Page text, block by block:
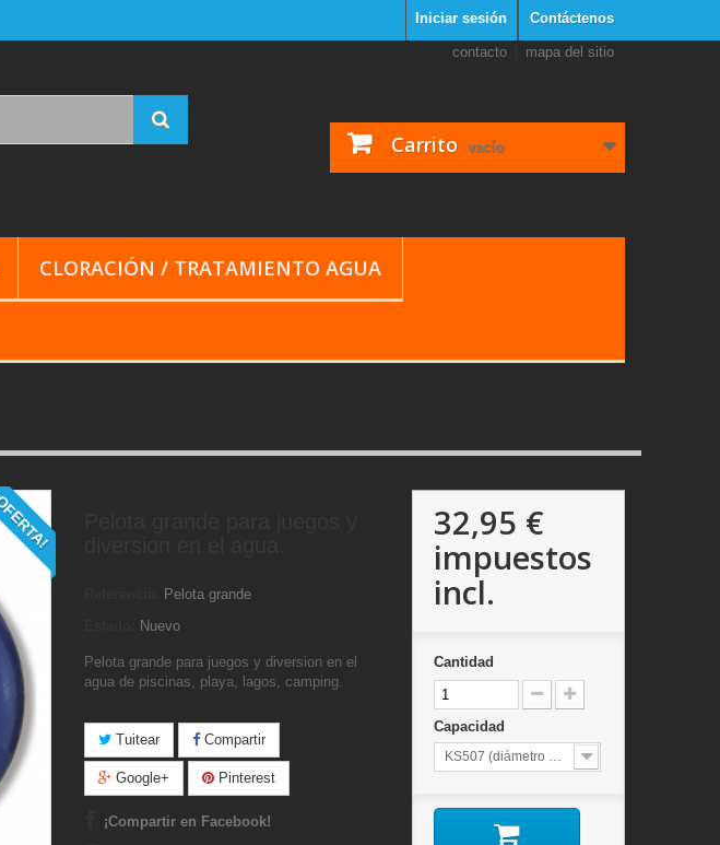
Contáctenos
Iniciar sesión
contacto mapa del sitio
Carrito vacío
CLORACIÓN / TRATAMIENTO AGUA
Pelota grande
Nuevo
Pelota grande para juegos y diversion en el
agua de piscinas, playa, lagos, camping.
Tuitear Compartir
Google+ Pinterest
¡Compartir en Facebook!
32,95 €
impuestos
incl.
Cantidad
Capacidad
KS507 (diámetro 65cms)